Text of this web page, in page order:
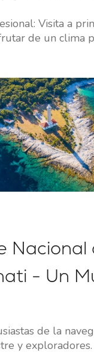
Visita a
de un clima
Nacional
- Un
de la
y exploradores.